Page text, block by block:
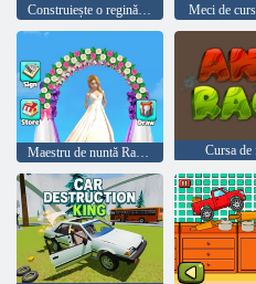
Construiește o regină bogată Meci de
Cursa